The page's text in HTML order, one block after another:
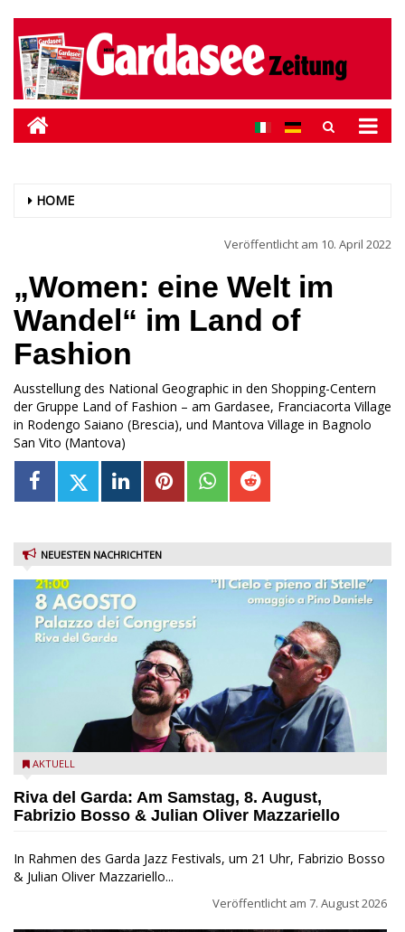
HOME
Veröffentlicht am 10. April 2022
„Women: eine Welt im
Wandel“ im Land of
Fashion
Ausstellung des National Geographic in den Shopping-Centern
der Gruppe Land of Fashion – am Gardasee, Franciacorta Village
in Rodengo Saiano (Brescia), und Mantova Village in Bagnolo
San Vito (Mantova)
NEUESTEN NACHRICHTEN
Fabrizio Bosso & Julian Oliver Mazzariello zu Gast beim Garda
AKTUELL
Riva del Garda: Am Samstag, 8. August,
Fabrizio Bosso & Julian Oliver Mazzariello
In Rahmen des Garda Jazz Festivals, um 21 Uhr, Fabrizio Bosso
& Julian Oliver Mazzariello...
Veröffentlicht am 7. August 2026